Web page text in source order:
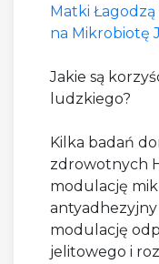
Matki
na Mikrobiotę
Jakie są
ludzkiego?
Kilka badań
zdrowotnych
modulację
modulację
jelitowego i